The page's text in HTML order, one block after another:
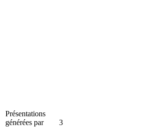
Présentations
générées par
3